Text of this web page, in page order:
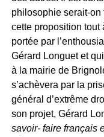
philosophie serait-on
cette proposition tout
portée par
Gérard Longuet et
à la mairie de
s’achèvera par la
général d’extrême
son projet, Gérard
savoir- faire français